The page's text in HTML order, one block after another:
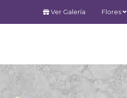
Ver Galería Flores